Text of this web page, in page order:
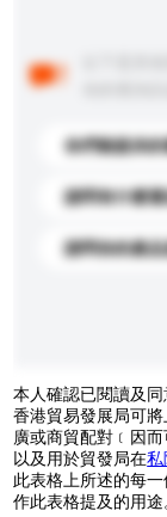
你們能提供
請問有什麼運
請問你的產品
本人確認已閱讀及
香港貿易發展局可
廣或商貿配對﹝因
以及用於貿發局在私
此表格上所述的每
作此表格提及的用途